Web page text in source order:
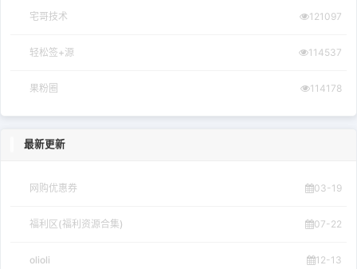
宅哥技术 121097
轻松签+源 114537
果粉圈 114178
最新更新
网购优惠券 03-19
福利区(福利资源合集) 07-22
olioli 12-13